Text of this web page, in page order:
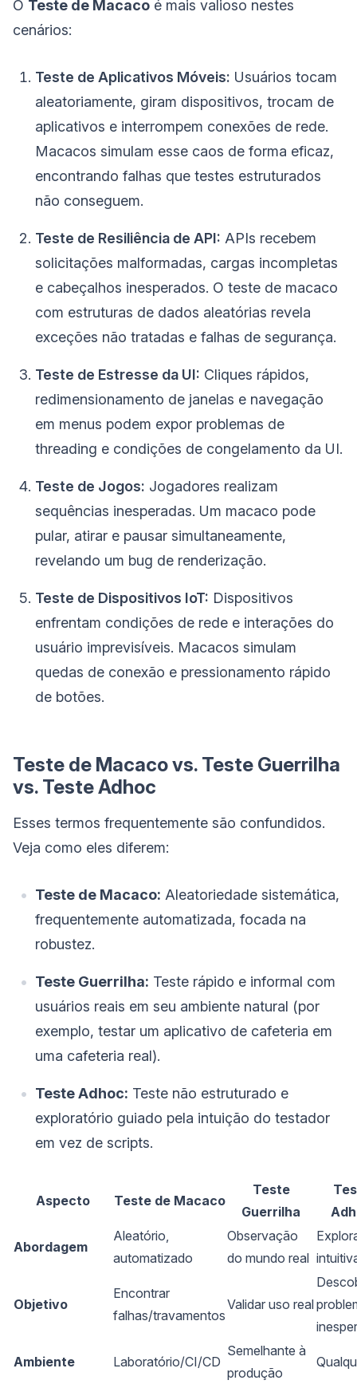
O Teste de Macaco é mais valioso nestes
cenários:
Teste de Aplicativos Móveis: Usuários tocam
aleatoriamente, giram dispositivos, trocam de
aplicativos e interrompem conexões de rede.
Macacos simulam esse caos de forma eficaz,
encontrando falhas que testes estruturados
não conseguem.
Teste de Resiliência de API: APIs recebem
solicitações malformadas, cargas incompletas
e cabeçalhos inesperados. O teste de macaco
com estruturas de dados aleatórias revela
exceções não tratadas e falhas de segurança.
Teste de Estresse da UI: Cliques rápidos,
redimensionamento de janelas e navegação
em menus podem expor problemas de
threading e condições de congelamento da UI.
Teste de Jogos: Jogadores realizam
sequências inesperadas. Um macaco pode
pular, atirar e pausar simultaneamente,
revelando um bug de renderização.
Teste de Dispositivos IoT: Dispositivos
enfrentam condições de rede e interações do
usuário imprevisíveis. Macacos simulam
quedas de conexão e pressionamento rápido
de botões.
Teste de Macaco vs. Teste Guerrilha
vs. Teste Adhoc
Esses termos frequentemente são confundidos.
Veja como eles diferem:
Teste de Macaco: Aleatoriedade sistemática,
frequentemente automatizada, focada na
robustez.
Teste Guerrilha: Teste rápido e informal com
usuários reais em seu ambiente natural (por
exemplo, testar um aplicativo de cafeteria em
uma cafeteria real).
Teste Adhoc: Teste não estruturado e
exploratório guiado pela intuição do testador
em vez de scripts.
Aspecto Teste de Macaco
Teste
Guerrilha
Abordagem
Aleatório,
automatizado
Observação
do mundo real
Objetivo
Encontrar
falhas/travamentos
Validar uso real
Ambiente Laboratório/CI/CD
Semelhante à
produção